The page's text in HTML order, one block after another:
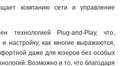
компанию сети и управление
технологией Plug-and-Play, что,
и настройку, как многие выражаются,
даже для юзеров без особых
Возможно и то, что благодаря